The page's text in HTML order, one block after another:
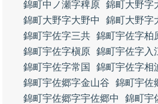
錦町中ノ瀬字稗原 錦町大野字
錦町大野字大野中
錦町大野字
錦町宇佐字三共 錦町宇佐字柏
錦町宇佐字槇原 錦町宇佐字入
錦町宇佐字常国
錦町宇佐字相
錦町宇佐郷字金山谷
錦町宇佐
錦町宇佐郷字宇佐郷中
錦町宇